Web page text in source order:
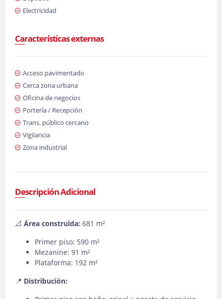
Electricidad
Características externas
Acceso pavimentado
Cerca zona urbana
Oficina de negocios
Portería / Recepción
Trans. público cercano
Vigilancia
Zona industrial
Descripción Adicional
📐 Área construida: 681 m²
Primer piso: 590 m²
Mezanine: 91 m²
Plataforma: 192 m²
📍 Distribución: